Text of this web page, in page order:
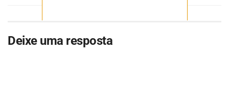
Deixe uma resposta